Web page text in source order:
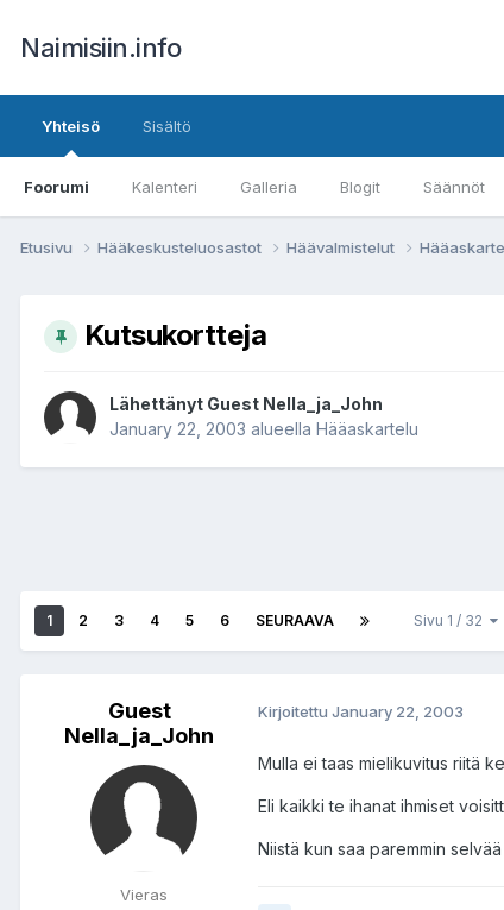
Naimisiin.info
Yhteisö
Foorumi Kalenteri Galleria Blogit Säännöt
Sisältö
Etusivu Hääkeskusteluosastot Häävalmistelut
Kutsukortteja
Lähettänyt Guest Nella_ja_John
January 22, 2003 alueella Hääaskartelu
1 2 3 4 5 6 SEURAAVA Sivu 1 / 32
Guest
Nella_ja_John
Vieras
Kirjoitettu January 22, 2003
Mulla ei taas mielikuvitus riitä
Eli kaikki te ihanat ihmiset
Niistä kun saa paremmin